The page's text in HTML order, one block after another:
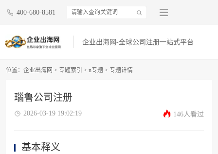
400-680-8581
企业出海网-全球公司注册一站式平台
位置： 企业出海网 > 专题索引 > n专题 > 专题详情
瑙鲁公司注册
2026-03-19 19:02:19 146人看过
基本释义